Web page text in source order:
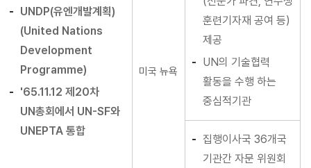
UNDP(유엔개발계획)
(United Nations
Development
Programme)
'65.11.12 제20차
UN총회에서 UN-SF와
UNEPTA 통합
미국 뉴욕
훈련기자재 공여 등)
제공
UN의 기술협력
활동을 수행 하는
중심적기관
집행이사국 36개국
기관간 자문 위원회